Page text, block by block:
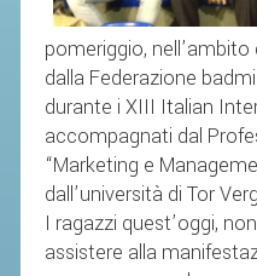
pomeriggio,
dalla Federazione
durante i XIII Italian
accompagnati dal
“Marketing e
dall’università di Tor
I ragazzi quest’oggi,
assistere alla
MAGLIA
CTF